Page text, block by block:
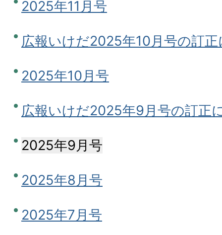
2025年11月号
広報いけだ2025年10月号の訂
2025年10月号
広報いけだ2025年9月号の訂正
2025年9月号
2025年8月号
2025年7月号